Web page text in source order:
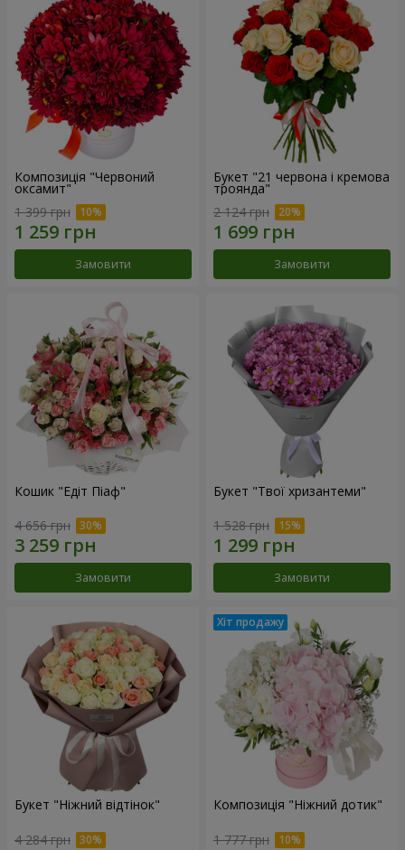
Композиція "Червоний
оксамит"
1 399 грн
Замовити
Букет "21 червона і кремова
троянда"
2 124 грн
Замовити
Кошик "Едіт Піаф"
4 656 грн
Замовити
Букет "Твої хризантеми"
1 528 грн
Замовити
Букет "Ніжний відтінок"
4 284 грн
Композиція "Ніжний дотик"
1 777 грн